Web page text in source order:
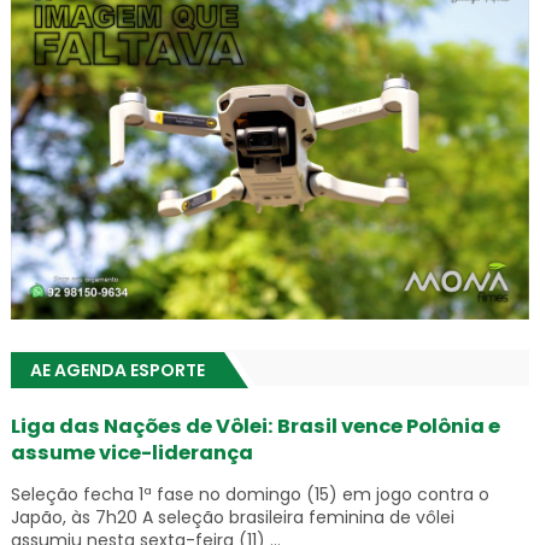
AE AGENDA ESPORTE
Liga das Nações de Vôlei: Brasil vence Polônia e
assume vice-liderança
Seleção fecha 1ª fase no domingo (15) em jogo contra o
Japão, às 7h20 A seleção brasileira feminina de vôlei
assumiu nesta sexta-feira (11) ...